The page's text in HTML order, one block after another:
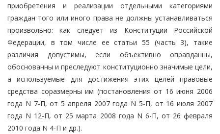
приобретения и реализации отдельными категориями
граждан того или иного права не должны устанавливаться
произвольно: как следует из Конституции Российской
Федерации, в том числе ее статьи 55 (часть 3), такие
различия допустимы, если объективно оправданны,
обоснованны и преследуют конституционно значимые цели,
а используемые для достижения этих целей правовые
средства соразмерны им (постановления от 16 июня 2006
года N 7-П, от 5 апреля 2007 года N 5-П, от 16 июля 2007
года N 12-П, от 25 марта 2008 года N 6-П, от 26 февраля
2010 года N 4-П и др.).